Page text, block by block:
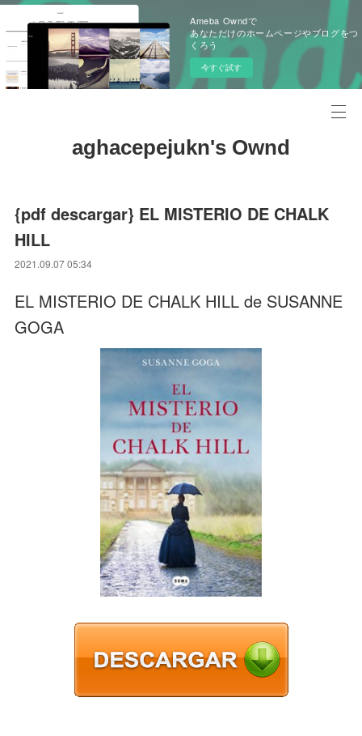
Ameba Owndで
あなただけのホームページやブログをつ
くろう
今すぐ試す
aghacepejukn's Ownd
{pdf descargar} EL MISTERIO DE CHALK
HILL
2021.09.07 05:34
EL MISTERIO DE CHALK HILL de SUSANNE
GOGA